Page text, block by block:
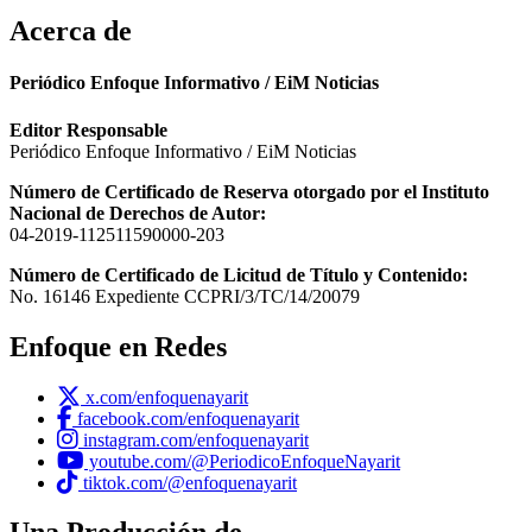
Acerca de
Periódico Enfoque Informativo / EiM Noticias
Editor Responsable
Periódico Enfoque Informativo / EiM Noticias
Número de Certificado de Reserva otorgado por el Instituto
Nacional de Derechos de Autor:
04-2019-112511590000-203
Número de Certificado de Licitud de Título y Contenido:
No. 16146 Expediente CCPRI/3/TC/14/20079
Enfoque en Redes
x.com/enfoquenayarit
facebook.com/enfoquenayarit
instagram.com/enfoquenayarit
youtube.com/@PeriodicoEnfoqueNayarit
tiktok.com/@enfoquenayarit